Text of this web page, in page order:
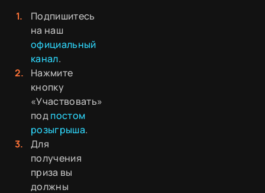
Подпишитесь
на наш
официальный
канал.
Нажмите
кнопку
«Участвовать»
подпостом
розыгрыша.
Для
получения
приза вы
должны